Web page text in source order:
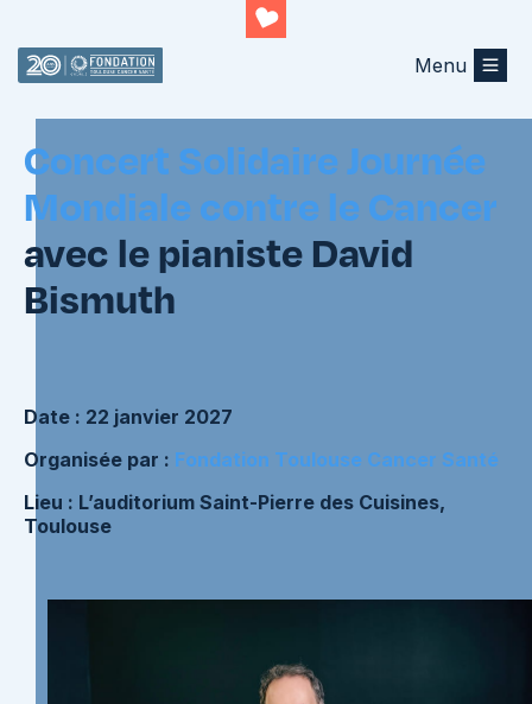
Menu
Concert Solidaire Journée
Mondiale contre le Cancer
avec le pianiste David
Bismuth
Date : 22 janvier 2027
Organisée par : Fondation Toulouse Cancer Santé
Lieu : L’auditorium Saint-Pierre des Cuisines,
Toulouse